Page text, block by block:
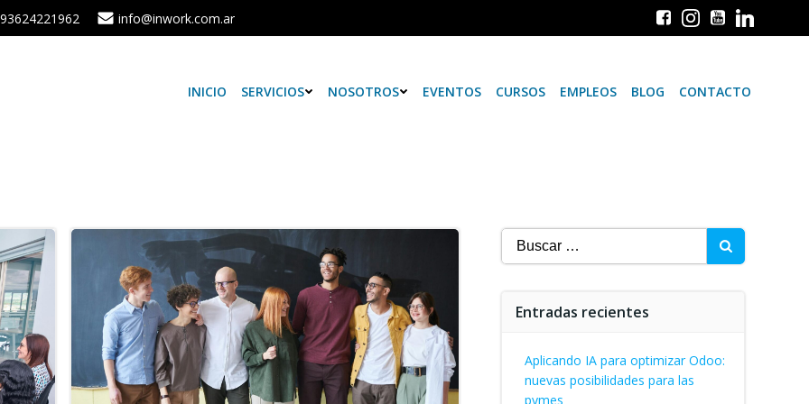
info@inwork.com.ar
INICIO SERVICIOS NOSOTROS EVENTOS CURSOS EMPLEOS BLOG CONTACTO
Buscar:
Entradas recientes
Aplicando IA para optimizar Odoo:
nuevas posibilidades para las
pymes